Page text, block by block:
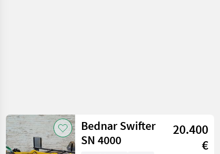
Bednar Swifter
SN 4000
20.400
€